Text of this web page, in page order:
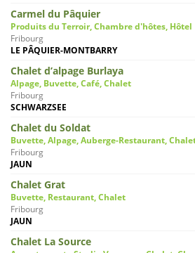
Carmel du Pâquier
Produits du Terroir, Chambre d'hôtes, Hôtel
Fribourg
LE PÂQUIER-MONTBARRY
Chalet d’alpage Burlaya
Alpage, Buvette, Café, Chalet
Fribourg
SCHWARZSEE
Chalet du Soldat
Buvette, Alpage, Auberge-Restaurant,
Fribourg
JAUN
Chalet Grat
Buvette, Restaurant, Chalet
Fribourg
JAUN
Chalet La Source